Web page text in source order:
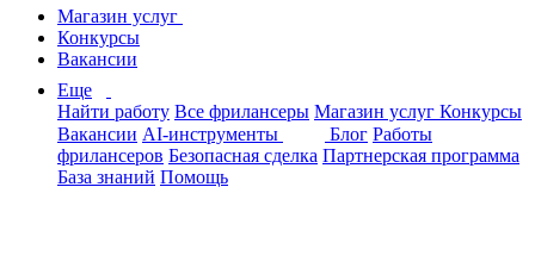
Магазин услуг
Конкурсы
Вакансии
Еще
Найти работу Все фрилансеры Магазин услуг Конкурсы
Вакансии AI-инструменты Блог Работы
фрилансеров Безопасная сделка Партнерская программа
База знаний Помощь